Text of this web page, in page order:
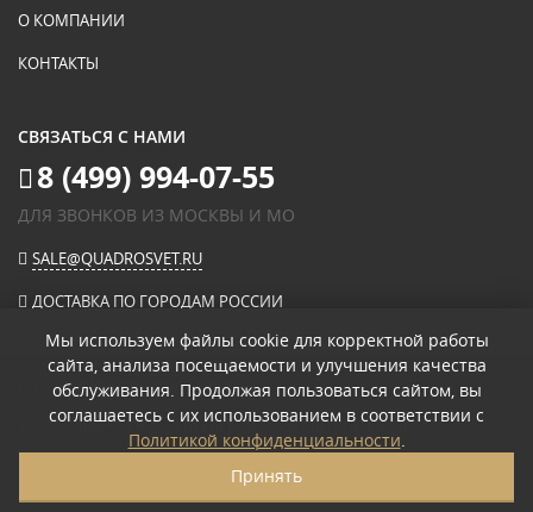
О КОМПАНИИ
КОНТАКТЫ
СВЯЗАТЬСЯ С НАМИ
8 (499) 994-07-55
ДЛЯ ЗВОНКОВ ИЗ МОСКВЫ И МО
SALE@QUADROSVET.RU
ДОСТАВКА ПО ГОРОДАМ РОССИИ
ОПЛАЧИВАЙТЕ ПРИ ПОЛУЧЕНИИ
© 2026«КВАДРО СВЕТ» ИНТЕРНЕТ-МАГАЗИН СВЕТИЛЬНИКОВ.
ПОЛИТИКА КОНФИДЕНЦИАЛЬНОСТИ
Мы используем файлы cookie для корректной работы
сайта, анализа посещаемости и улучшения качества
обслуживания. Продолжая пользоваться сайтом, вы
соглашаетесь с их использованием в соответствии с
Политикой конфиденциальности.
Принять